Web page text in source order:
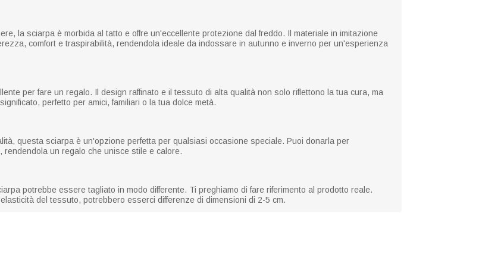
la sciarpa è morbida al tatto e offre un'eccellente protezione dal freddo. Il materiale in imitazione
comfort e traspirabilità, rendendola ideale da indossare in autunno e inverno per un'esperienza
per fare un regalo. Il design raffinato e il tessuto di alta qualità non solo riflettono la tua cura, ma
perfetto per amici, familiari o la tua dolce metà.
questa sciarpa è un'opzione perfetta per qualsiasi occasione speciale. Puoi donarla per
un regalo che unisce stile e calore.
potrebbe essere tagliato in modo differente. Ti preghiamo di fare riferimento al prodotto reale.
del tessuto, potrebbero esserci differenze di dimensioni di 2-5 cm.